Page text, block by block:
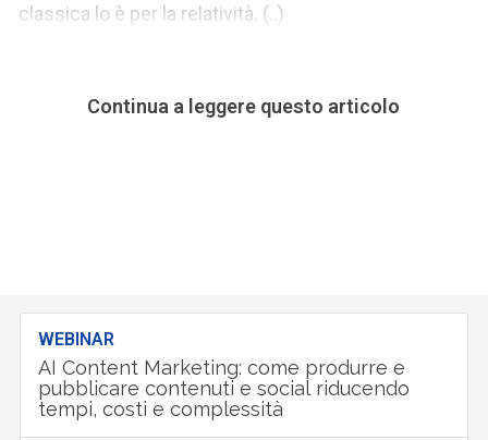
classica lo è per la relatività. (..)
Continua a leggere questo articolo
WEBINAR
AI Content Marketing: come produrre e
pubblicare contenuti e social riducendo
tempi, costi e complessità